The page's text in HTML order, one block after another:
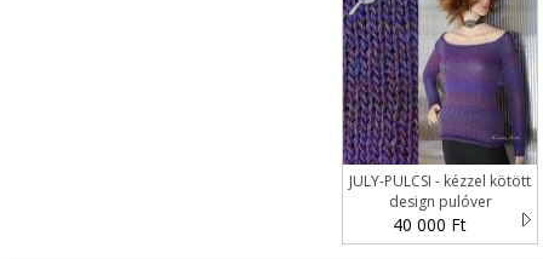
JULY-PULCSI - kézzel kötött
design pulóver
40 000 Ft